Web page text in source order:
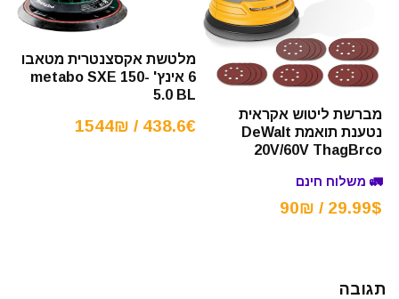
מברשת ליטוש אקראית
נטענת תואמת DeWalt
20V/60V ThagBrco
🚛 משלוח חינם
29.99$ / 90₪
מלטשת אקסצנטרית מטאבו
6 אינץ' metabo SXE 150-
5.0 BL
438.6€ / 1544₪
תגובה